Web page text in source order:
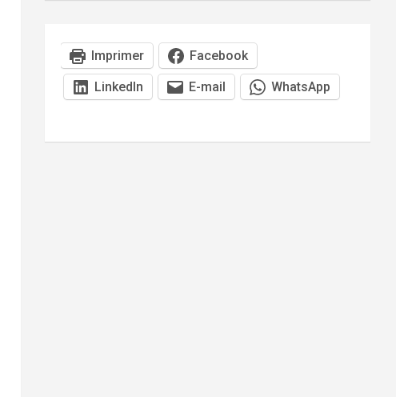
Imprimer Facebook
LinkedIn E-mail WhatsApp